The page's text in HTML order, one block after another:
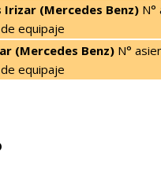
Irizar (Mercedes Benz) N°
equipaje
(Mercedes Benz) N°
equipaje